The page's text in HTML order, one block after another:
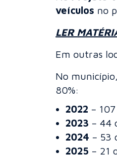
veículos no
LER
Em outras
No
80%:
2022 –
2023 – 44
2024 – 53
2025 – 21